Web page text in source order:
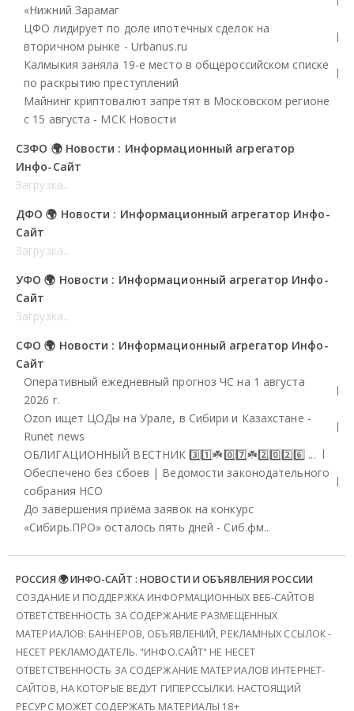
«Нижний Зарамаг
ЦФО лидирует по доле ипотечных сделок на
вторичном рынке - Urbanus.ru
Калмыкия заняла 19-е место в общероссийском списке
по раскрытию преступлений
Майнинг криптовалют запретят в Московском регионе
с 15 августа - МСК Новости
СЗФО 🌍 Новости : Информационный агрегатор
Инфо-Сайт
Загрузка...
ДФО 🌍 Новости : Информационный агрегатор Инфо-
Сайт
Загрузка...
УФО 🌍 Новости : Информационный агрегатор Инфо-
Сайт
Загрузка...
СФО 🌍 Новости : Информационный агрегатор Инфо-
Сайт
Оперативный ежедневный прогноз ЧС на 1 августа
2026 г.
Ozon ищет ЦОДы на Урале, в Сибири и Казахстане -
Runet news
ОБЛИГАЦИОННЫЙ ВЕСТНИК 3️⃣1️⃣☘️0️⃣7️⃣☘️2️⃣0️⃣2️⃣6️⃣ ...
Обеспечено без сбоев | Ведомости законодательного
собрания НСО
До завершения приёма заявок на конкурс
«Сибирь.ПРО» осталось пять дней - Сиб.фм..
РОССИЯ 🌍 ИНФО-САЙТ : НОВОСТИ И ОБЪЯВЛЕНИЯ РОССИИ
СОЗДАНИЕ И ПОДДЕРЖКА ИНФОРМАЦИОННЫХ ВЕБ-САЙТОВ
ОТВЕТСТВЕННОСТЬ ЗА СОДЕРЖАНИЕ РАЗМЕЩЕННЫХ
МАТЕРИАЛОВ: БАННЕРОВ, ОБЪЯВЛЕНИЙ, РЕКЛАМНЫХ ССЫЛОК -
НЕСЕТ РЕКЛАМОДАТЕЛЬ. "ИНФО.САЙТ" НЕ НЕСЕТ
ОТВЕТСТВЕННОСТЬ ЗА СОДЕРЖАНИЕ МАТЕРИАЛОВ ИНТЕРНЕТ-
САЙТОВ, НА КОТОРЫЕ ВЕДУТ ГИПЕРССЫЛКИ. НАСТОЯЩИЙ
РЕСУРС МОЖЕТ СОДЕРЖАТЬ МАТЕРИАЛЫ 18+